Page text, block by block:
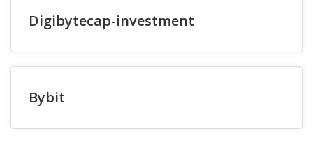
Digibytecap-investment
Bybit